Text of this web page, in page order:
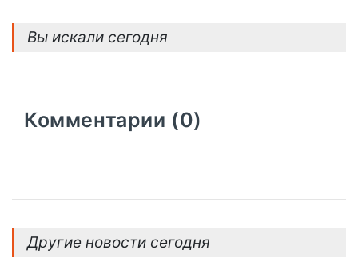
Вы искали сегодня
Комментарии (0)
Другие новости сегодня